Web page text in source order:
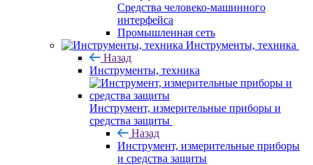
Средства человеко-машинного
интерфейса
Промышленная сеть
Инструменты, техника
Назад
Инструменты, техника
Инструмент, измерительные приборы и
средства защиты
Назад
Инструмент, измерительные приборы
и средства защиты